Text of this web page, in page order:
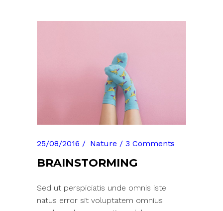
25/08/2016 Nature 3 Comments
BRAINSTORMING
Sed ut perspiciatis unde omnis iste
natus error sit voluptatem omnius